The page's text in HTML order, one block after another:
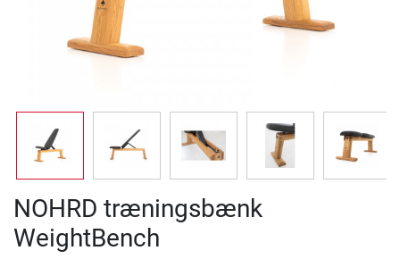
NOHRD træningsbænk
WeightBench